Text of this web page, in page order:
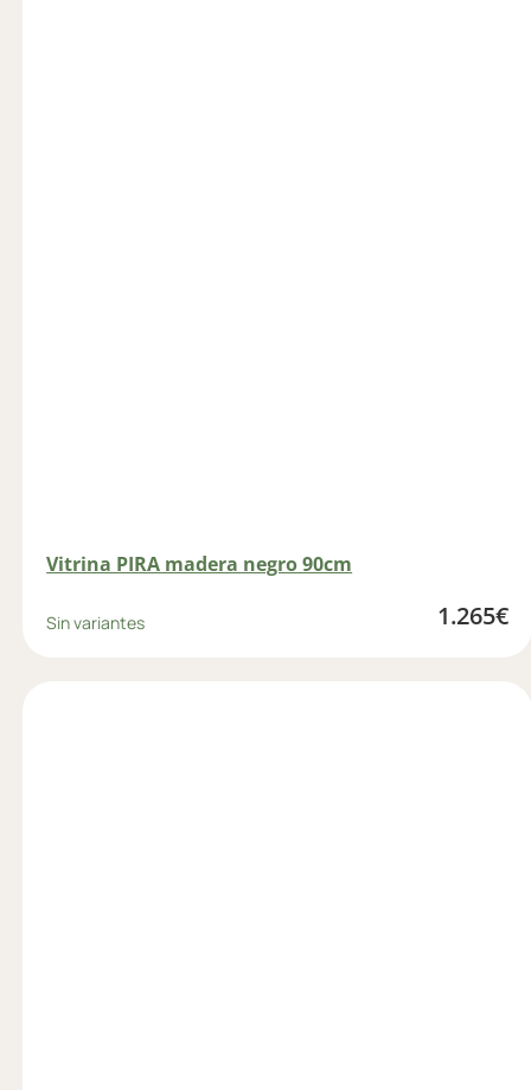
Vitrina PIRA madera negro 90cm
Sin variantes 1.265€